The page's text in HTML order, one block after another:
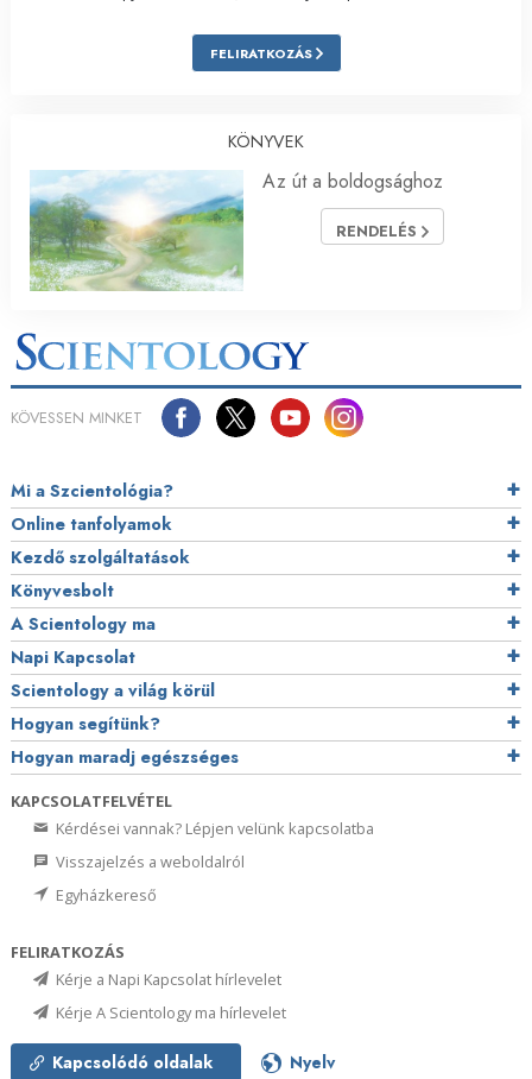
FELIRATKOZÁS
KÖNYVEK
Az út a boldogsághoz
RENDELÉS
KÖVESSEN MINKET
Mi a Szcientológia?
Online tanfolyamok
Kezdő szolgáltatások
Könyvesbolt
A Scientology ma
Napi Kapcsolat
Scientology a világ körül
Hogyan segítünk?
Hogyan maradj egészséges
KAPCSOLATFELVÉTEL
Kérdései vannak? Lépjen velünk kapcsolatba
Visszajelzés a weboldalról
Egyházkereső
FELIRATKOZÁS
Kérje a Napi Kapcsolat hírlevelet
Kérje A Scientology ma hírlevelet
Kapcsolódó oldalak Nyelv